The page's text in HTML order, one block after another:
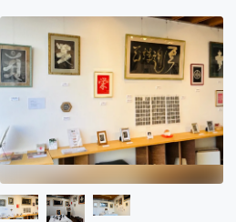
テクノロジー・ガジェット
映像・映画
ビジネス・起業
まちづくり・地域活性化